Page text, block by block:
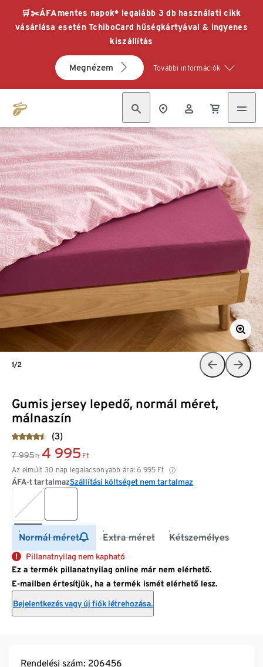
🛒✂️ÁFAmentes napok* legalább 3 db használati cikk
vásárlása esetén TchiboCard hűségkártyával & ingyenes
kiszállítás
Megnézem További információk
Gumis jersey lepedő, normál méret,
málnaszín
(3)
7 995 Ft 4 995 Ft
Az elmúlt 30 nap legalacsonyabb ára: 6 995 Ft
ÁFA-t tartalmazSzállítási költséget nem tartalmaz
Normál méret Extra méret Kétszemélyes
Pillanatnyilag nem kapható
Ez a termék pillanatnyilag online már nem elérhető.
E-mailben értesítjük, ha a termék ismét elérhető lesz.
Bejelentkezés vagy új fiók létrehozása.
1/2
Rendelési szám: 206456